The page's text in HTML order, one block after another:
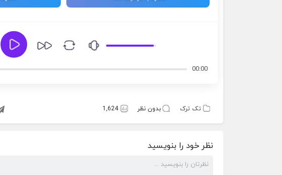
00:00
تک ترک بدون نظر 1,624
نظر خود را بنویسید